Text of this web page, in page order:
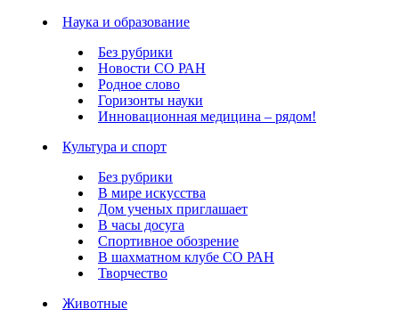
Наука и образование
Без рубрики
Новости СО РАН
Родное слово
Горизонты науки
Инновационная медицина – рядом!
Культура и спорт
Без рубрики
В мире искусства
Дом ученых приглашает
В часы досуга
Спортивное обозрение
В шахматном клубе СО РАН
Творчество
Животные